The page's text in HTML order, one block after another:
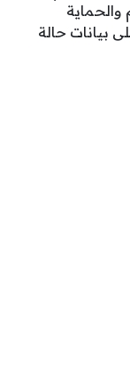
والحماية
بيانات حالة